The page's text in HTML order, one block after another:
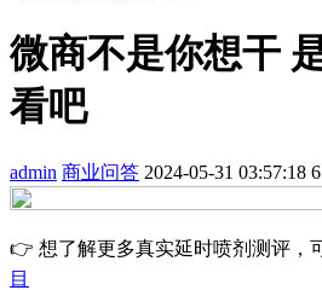
微商不是你想干
看吧
admin 商业问答 2024-05-31 03:57:18
👉 想了解更多真实延时喷剂测评，
目